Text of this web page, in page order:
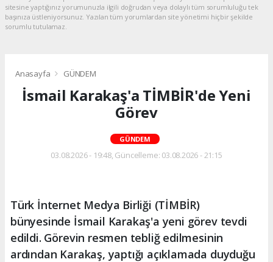
sitesine yaptığınız yorumunuzla ilgili doğrudan veya dolaylı tüm sorumluluğu tek
başınıza üstleniyorsunuz. Yazılan tüm yorumlardan site yönetimi hiçbir şekilde
sorumlu tutulamaz.
Anasayfa GÜNDEM
İsmail Karakaş'a TİMBİR'de Yeni
Görev
GÜNDEM
03.08.2026 - 19:48, Güncelleme: 03.08.2026 - 21:15
Türk İnternet Medya Birliği (TİMBİR)
bünyesinde İsmail Karakaş'a yeni görev tevdi
edildi. Görevin resmen tebliğ edilmesinin
ardından Karakaş, yaptığı açıklamada duyduğu